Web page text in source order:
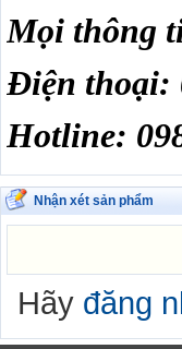
Mọi thông
Điện thoại:
Hotline:
Nhận xét sản phẩm
Hãy đăng